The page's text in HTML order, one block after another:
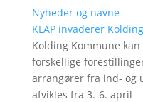
Nyheder og navne
KLAP invaderer Kolding
Kolding Kommune
forskellige
arrangører fra ind- og
afvikles fra 3.-6. april